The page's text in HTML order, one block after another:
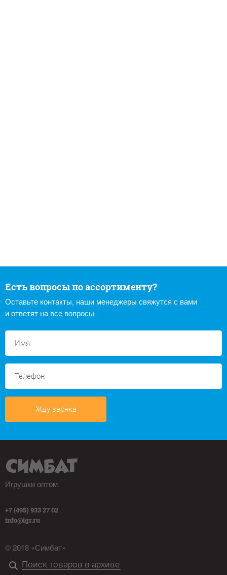
Есть вопросы по ассортименту?
Оставьте контакты, наши менеджеры свяжутся с вами
и ответят на все вопросы
Жду звонка
Игрушки оптом
+7 (495) 933 27 02
info@igr.ru
© 2018 «Симбат»